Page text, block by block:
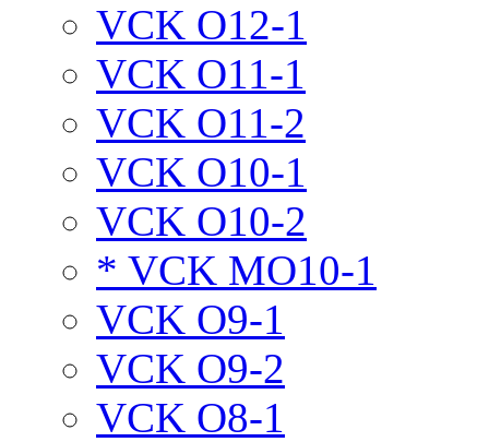
VCK O12-1
VCK O11-1
VCK O11-2
VCK O10-1
VCK O10-2
* VCK MO10-1
VCK O9-1
VCK O9-2
VCK O8-1